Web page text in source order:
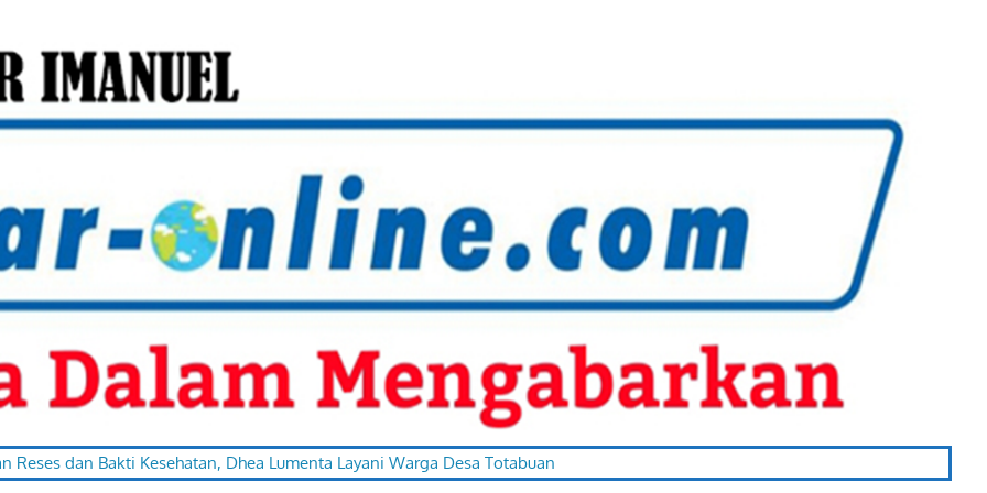
Bakti Kesehatan, Dhea Lumenta Layani Warga Desa Totabuan